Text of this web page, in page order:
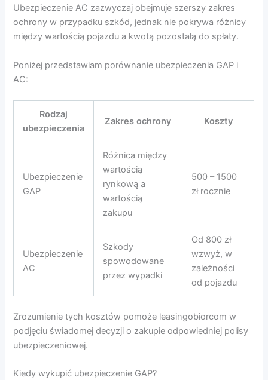
Ubezpieczenie AC zazwyczaj obejmuje szerszy zakres
ochrony w przypadku szkód, jednak nie pokrywa różnicy
między wartością pojazdu a kwotą pozostałą do spłaty.
Poniżej przedstawiam porównanie ubezpieczenia GAP i
AC:
Rodzaj
ubezpieczenia
Zakres ochrony Koszty
Ubezpieczenie
GAP
Różnica między
wartością
rynkową a
wartością
zakupu
500 – 1500
zł rocznie
Ubezpieczenie
AC
Szkody
spowodowane
przez wypadki
Od 800 zł
wzwyż, w
zależności
od pojazdu
Zrozumienie tych kosztów pomoże leasingobiorcom w
podjęciu świadomej decyzji o zakupie odpowiedniej polisy
ubezpieczeniowej.
Kiedy wykupić ubezpieczenie GAP?